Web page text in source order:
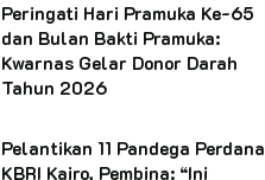
Peringati Hari Pramuka Ke-65
dan Bulan Bakti Pramuka:
Kwarnas Gelar Donor Darah
Tahun 2026
Pelantikan 11 Pandega Perdana
KBRI Kairo, Pembina: “Ini